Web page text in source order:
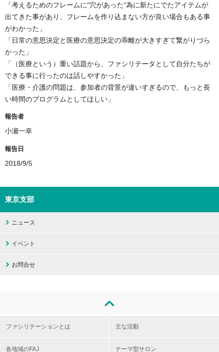
「考えるためのフレームに"穴があった"為に新たにでたアイテムが
出てきた事があり、フレームを作り込まない方が良い場合もある事
がわかった」
「日常の意思決定と医療の意思決定の乖離が大きすぎて繋がりづら
かった」
「（医療という）重い話題から、ファシリテータとして自分たちが
できる事に行ったのは話しやすかった」
「医療・介護の問題は、参加者の背景が違いすぎるので、もっと長
い時間のプログラムとしてほしい」
報告者
小瀬一幸
報告日
2018/9/5
東京支部
ニュース
イベント
お問合せ
ファシリテーションとは 主な活動
各地域のFAJ テーマ型サロン